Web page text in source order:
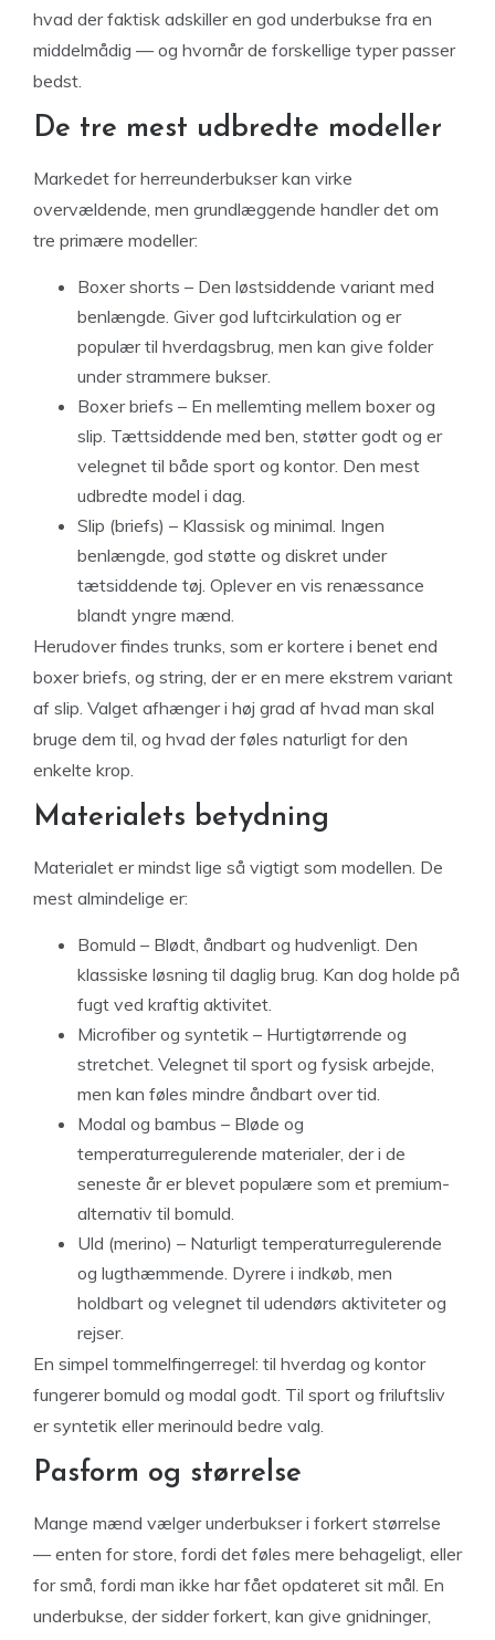
hvad der faktisk adskiller en god underbukse fra en
middelmådig — og hvornår de forskellige typer passer
bedst.
De tre mest udbredte modeller
Markedet for herreunderbukser kan virke
overvældende, men grundlæggende handler det om
tre primære modeller:
Boxer shorts – Den løstsiddende variant med
benlængde. Giver god luftcirkulation og er
populær til hverdagsbrug, men kan give folder
under strammere bukser.
Boxer briefs – En mellemting mellem boxer og
slip. Tættsiddende med ben, støtter godt og er
velegnet til både sport og kontor. Den mest
udbredte model i dag.
Slip (briefs) – Klassisk og minimal. Ingen
benlængde, god støtte og diskret under
tætsiddende tøj. Oplever en vis renæssance
blandt yngre mænd.
Herudover findes trunks, som er kortere i benet end
boxer briefs, og string, der er en mere ekstrem variant
af slip. Valget afhænger i høj grad af hvad man skal
bruge dem til, og hvad der føles naturligt for den
enkelte krop.
Materialets betydning
Materialet er mindst lige så vigtigt som modellen. De
mest almindelige er:
Bomuld – Blødt, åndbart og hudvenligt. Den
klassiske løsning til daglig brug. Kan dog holde på
fugt ved kraftig aktivitet.
Microfiber og syntetik – Hurtigtørrende og
stretchet. Velegnet til sport og fysisk arbejde,
men kan føles mindre åndbart over tid.
Modal og bambus – Bløde og
temperaturregulerende materialer, der i de
seneste år er blevet populære som et premium-
alternativ til bomuld.
Uld (merino) – Naturligt temperaturregulerende
og lugthæmmende. Dyrere i indkøb, men
holdbart og velegnet til udendørs aktiviteter og
rejser.
En simpel tommelfingerregel: til hverdag og kontor
fungerer bomuld og modal godt. Til sport og friluftsliv
er syntetik eller merinould bedre valg.
Pasform og størrelse
Mange mænd vælger underbukser i forkert størrelse
— enten for store, fordi det føles mere behageligt, eller
for små, fordi man ikke har fået opdateret sit mål. En
underbukse, der sidder forkert, kan give gnidninger,